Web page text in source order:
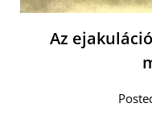
Az